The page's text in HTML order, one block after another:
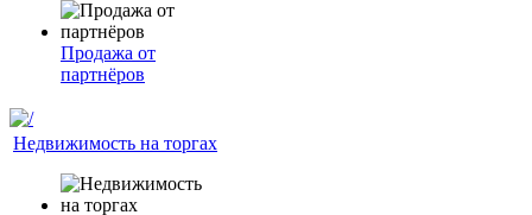
Продажа от
партнёров
Недвижимость на торгах